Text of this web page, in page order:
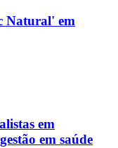
Natural' em
em
em saúde